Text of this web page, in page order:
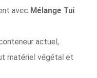
avec Mélange Tui
actuel,
matériel végétal et